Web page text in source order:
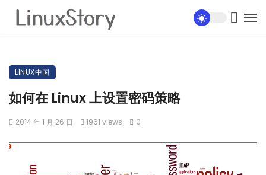
LINUX中国
如何在 Linux 上设置密码策略
2014 年 1 月 26 日 1961 views 0